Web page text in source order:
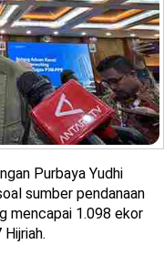
Purbaya Yudhi
sumber pendanaan
mencapai 1.098 ekor